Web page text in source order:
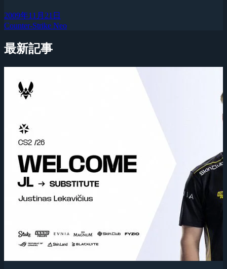
2009年11月21日
Counter-Strike Neo
最新記事